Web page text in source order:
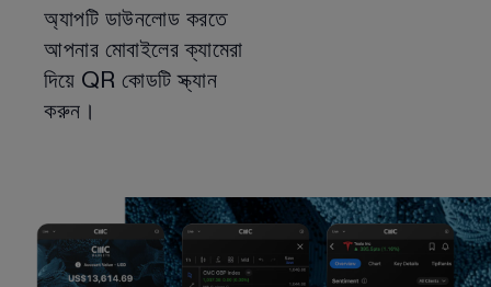
অ্যাপটি ডাউনলোড করতে
আপনার মোবাইলের ক্যামেরা
দিয়ে QR কোডটি স্ক্যান
করুন।